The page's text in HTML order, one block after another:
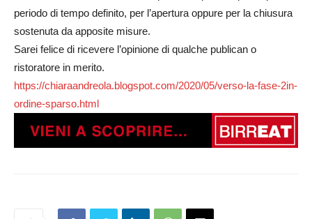
periodo di tempo definito, per l’apertura oppure per la chiusura
sostenuta da apposite misure.
Sarei felice di ricevere l’opinione di qualche publican o
ristoratore in merito.
https://chiaraandreola.blogspot.com/2020/05/verso-la-fase-2in-
ordine-sparso.html